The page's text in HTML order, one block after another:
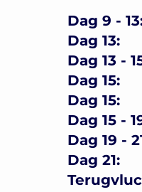
Dag 9 -
Dag 13:
Dag 13 -
Dag 15:
Dag 15:
Dag 15 -
Dag 19 -
Dag 21: